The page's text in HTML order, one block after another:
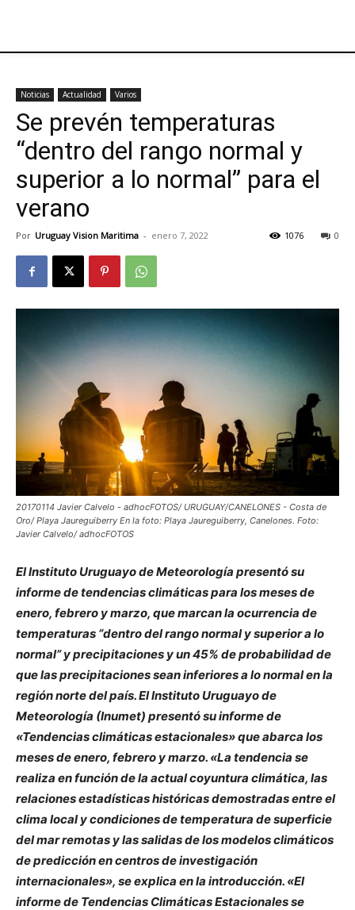
Noticias Actualidad Varios
Se prevén temperaturas
“dentro del rango normal y
superior a lo normal” para el
verano
Por Uruguay Vision Maritima - enero 7, 2022 0
1076
20170114 Javier Calvelo - adhocFOTOS/ URUGUAY/CANELONES - Costa de
Oro/ Playa Jaureguiberry En la foto: Playa Jaureguiberry, Canelones. Foto:
Javier Calvelo/ adhocFOTOS
El Instituto Uruguayo de Meteorología presentó su
informe de tendencias climáticas para los meses de
enero, febrero y marzo, que marcan la ocurrencia de
temperaturas “dentro del rango normal y superior a lo
normal” y precipitaciones y un 45% de probabilidad de
que las precipitaciones sean inferiores a lo normal en la
región norte del país. El Instituto Uruguayo de
Meteorología (Inumet) presentó su informe de
«Tendencias climáticas estacionales» que abarca los
meses de enero, febrero y marzo. «La tendencia se
realiza en función de la actual coyuntura climática, las
relaciones estadísticas históricas demostradas entre el
clima local y condiciones de temperatura de superficie
del mar remotas y las salidas de los modelos climáticos
de predicción en centros de investigación
internacionales», se explica en la introducción. «El
informe de Tendencias Climáticas Estacionales se